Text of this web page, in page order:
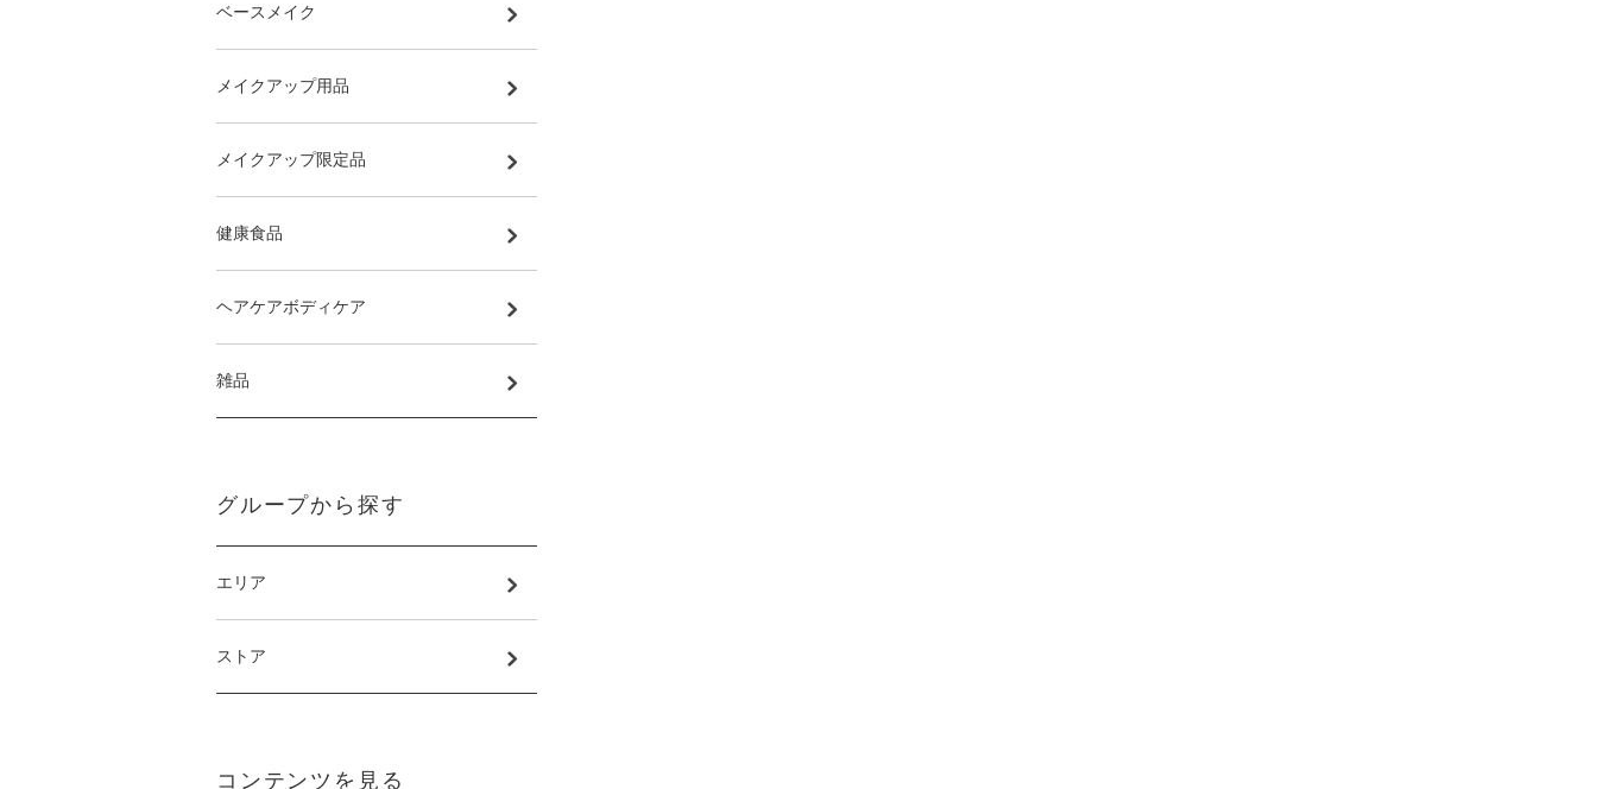
ベースメイク
メイクアップ用品
メイクアップ限定品
健康食品
ヘアケアボディケア
雑品
グループから探す
エリア
ストア
コンテンツを見る